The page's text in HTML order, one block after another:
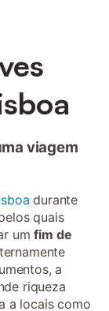
viagem
durante
quais
umfim de
a
riqueza
a locais como